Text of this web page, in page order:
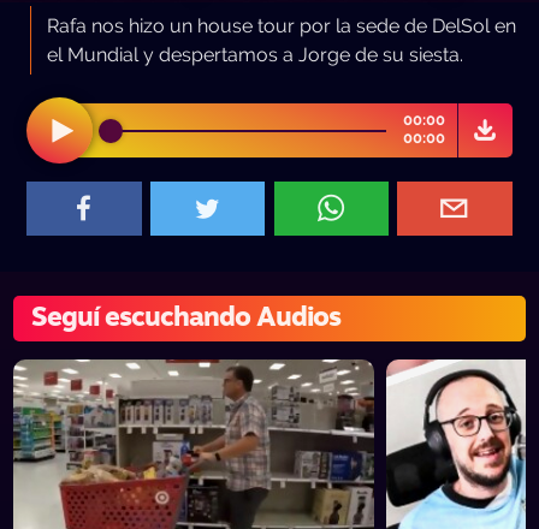
Rafa nos hizo un house tour por la sede de DelSol en
el Mundial y despertamos a Jorge de su siesta.
00:00
00:00
Seguí escuchando Audios